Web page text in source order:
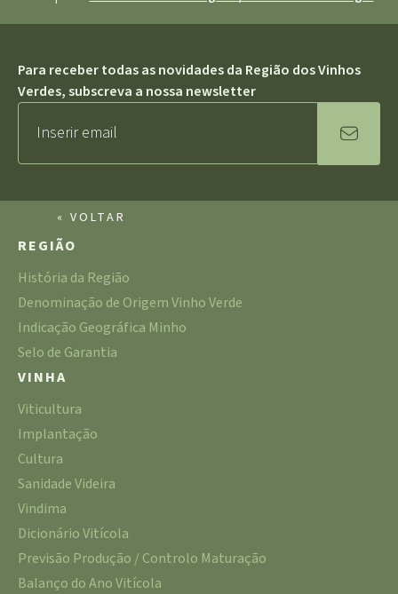
Para receber todas as novidades da Região dos Vinhos
Verdes, subscreva a nossa newsletter
« VOLTAR
REGIÃO
História da Região
Denominação de Origem Vinho Verde
Indicação Geográfica Minho
Selo de Garantia
VINHA
Viticultura
Implantação
Cultura
Sanidade Videira
Vindima
Dicionário Vitícola
Previsão Produção / Controlo Maturação
Balanço do Ano Vitícola